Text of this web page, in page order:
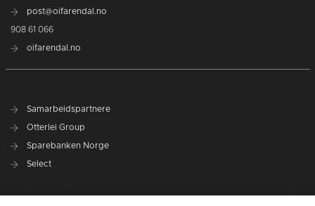
post@oifarendal.no
908 61 066
oifarendal.no
Samarbeidspartnere
Otterlei Group
Sparebanken Norge
Select